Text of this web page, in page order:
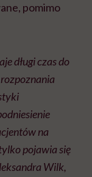
pomimo
długi czas do
na
pojawia się
Wilk,